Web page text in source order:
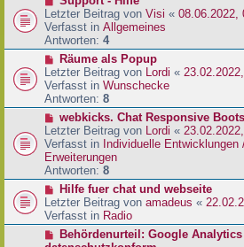
g
B
e
i
t
a
g
e
u
e
r
B
e
i
t
a
g
Letzter Beitrag von Visi « 08.06.2022,
Verfasst in Allgemeines
Antworten: 4
N
e
u
e
r
B
e
i
t
r
a
g
Räume als Popup
Letzter Beitrag von Lordi «
Verfasst in Wunschecke
Antworten: 8
N
e
u
e
r
B
e
i
t
webkicks. Chat Responsive
Letzter Beitrag von Lordi «
Verfasst in Individuelle
Erweiterungen
Antworten: 8
N
e
u
e
Hilfe fuer chat und webseite
Letzter Beitrag von amadeus «
Verfasst in Radio
NBehördenurteil: Google